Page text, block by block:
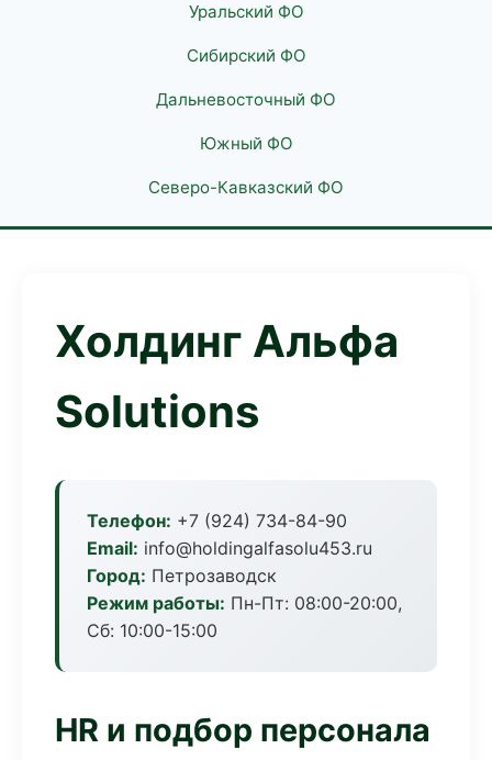
Уральский ФО
Сибирский ФО
Дальневосточный ФО
Южный ФО
Северо-Кавказский ФО
Холдинг Альфа
Solutions
Телефон: +7 (924) 734-84-90
Email: info@holdingalfasolu453.ru
Город: Петрозаводск
Режим работы: Пн-Пт: 08:00-20:00,
Сб: 10:00-15:00
HR и подбор персонала